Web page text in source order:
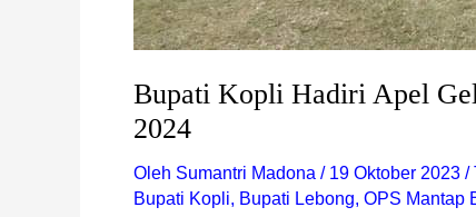
Bupati Kopli Hadiri Apel
2024
Oleh Sumantri Madona / 19 Oktober 2023 /
Bupati Kopli, Bupati Lebong, OPS Mantap